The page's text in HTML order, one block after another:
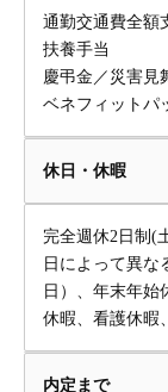
通勤交通費全額
扶養手当
慶弔金／災害見
ベネフィットパ
休日・休暇
完全週休2日制(
日によって異な
日）、年末年始
休暇、看護休暇
内定まで